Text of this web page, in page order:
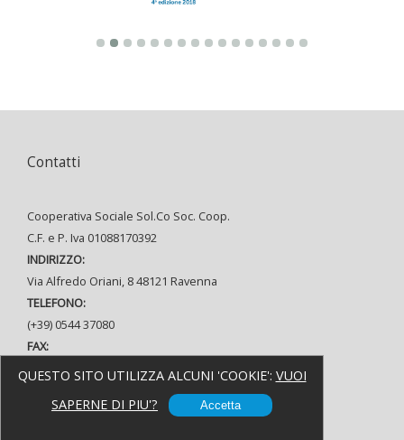
QUESTO SITO UTILIZZA ALCUNI 'COOKIE': VUOI
SAPERNE DI PIU'?
Accetta
Contatti
Cooperativa Sociale Sol.Co Soc. Coop.
C.F. e P. Iva 01088170392
INDIRIZZO:
Via Alfredo Oriani, 8 48121 Ravenna
TELEFONO:
(+39) 0544 37080
FAX:
(+39) 0544 215935
info@solcoravenna.it